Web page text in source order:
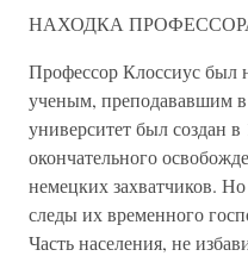
НАХОДКА
Профессор Клоссиус был
ученым, преподававшим
университет был создан в
окончательного
немецких захватчиков.
следы их временного
Часть населения, не